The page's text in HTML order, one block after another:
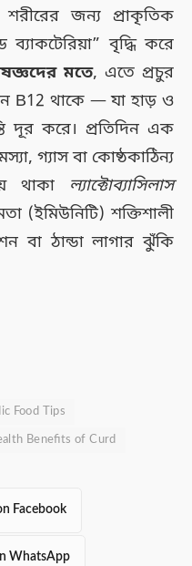
জন্য প্রাকৃতিক
বৃদ্ধি করে
মতে, এতে প্রচুর
B12 থাকে — যা হাড় ও
দূর করে। প্রতিদিন এক
গ্যাস বা কোষ্ঠকাঠিন্য
থাকা ল্যাক্টোব্যাসিলাস
(ইমিউনিটি) শক্তিশালী
বা ঠান্ডা লাগার ঝুঁকি
Food Tips
Benefits of Curd
Facebook
WhatsApp